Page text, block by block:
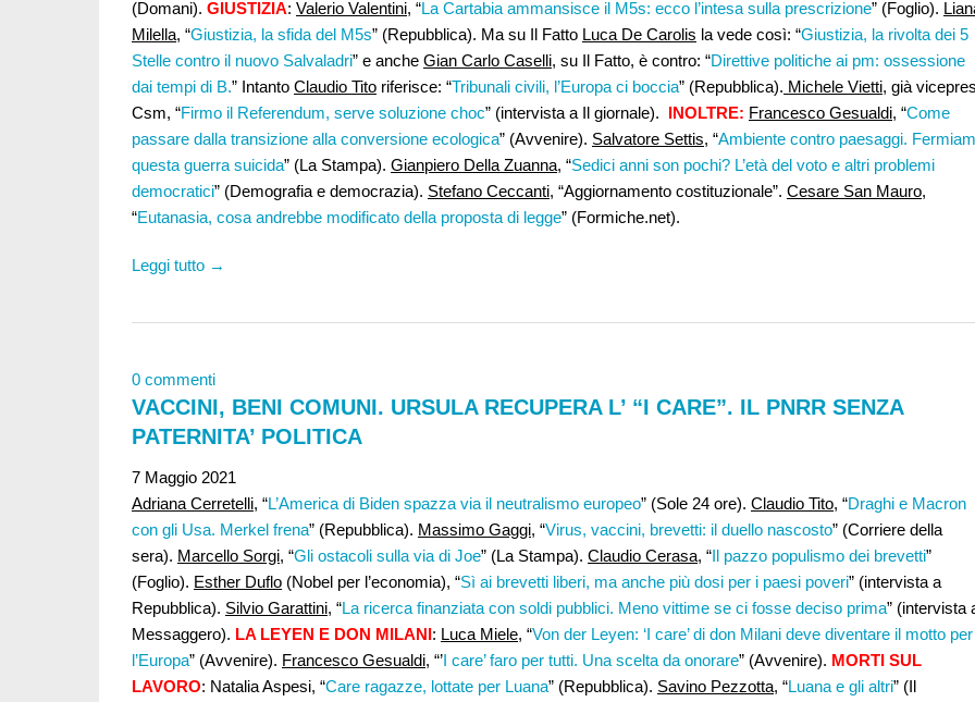
(Domani). GIUSTIZIA: Valerio Valentini, “La Cartabia ammansisce il M5s: ecco l’intesa sulla prescrizione” (Foglio).
Milella, “Giustizia, la sfida del M5s” (Repubblica). Ma su Il Fatto Luca De Carolis la vede così: “Giustizia, la rivolta dei 5
Stelle contro il nuovo Salvaladri” e anche Gian Carlo Caselli, su Il Fatto, è contro: “Direttive politiche ai pm: ossessione
dai tempi di B.” Intanto Claudio Tito riferisce: “Tribunali civili, l’Europa ci boccia” (Repubblica). Michele Vietti, già
Csm, “Firmo il Referendum, serve soluzione choc” (intervista a Il giornale). INOLTRE: Francesco Gesualdi, “Come
passare dalla transizione alla conversione ecologica” (Avvenire). Salvatore Settis, “Ambiente contro paesaggi.
questa guerra suicida” (La Stampa). Gianpiero Della Zuanna, “Sedici anni son pochi? L’età del voto e altri problemi
democratici” (Demografia e democrazia). Stefano Ceccanti, “Aggiornamento costituzionale”. Cesare San Mauro,
“Eutanasia, cosa andrebbe modificato della proposta di legge” (Formiche.net).
Leggi tutto →
0 commenti
VACCINI, BENI COMUNI. URSULA RECUPERA L’ “I CARE”. IL PNRR SENZA
PATERNITA’ POLITICA
7 Maggio 2021
Adriana Cerretelli, “L’America di Biden spazza via il neutralismo europeo” (Sole 24 ore). Claudio Tito, “Draghi e Macron
con gli Usa. Merkel frena” (Repubblica). Massimo Gaggi, “Virus, vaccini, brevetti: il duello nascosto” (Corriere della
sera). Marcello Sorgi, “Gli ostacoli sulla via di Joe” (La Stampa). Claudio Cerasa, “Il pazzo populismo dei brevetti”
(Foglio). Esther Duflo (Nobel per l’economia), “Sì ai brevetti liberi, ma anche più dosi per i paesi poveri” (intervista a
Repubblica). Silvio Garattini, “La ricerca finanziata con soldi pubblici. Meno vittime se ci fosse deciso prima” (intervista
Messaggero). LA LEYEN E DON MILANI: Luca Miele, “Von der Leyen: ‘I care’ di don Milani deve diventare il motto per
l’Europa” (Avvenire). Francesco Gesualdi, “’I care’ faro per tutti. Una scelta da onorare” (Avvenire). MORTI SUL
LAVORO: Natalia Aspesi, “Care ragazze, lottate per Luana” (Repubblica). Savino Pezzotta, “Luana e gli altri” (Il